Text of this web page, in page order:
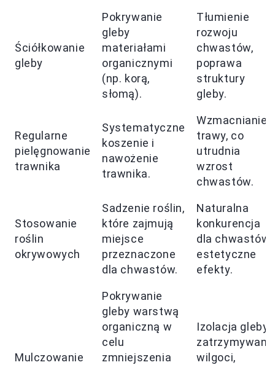
Ściółkowanie
gleby
Pokrywanie
gleby
materiałami
organicznymi
(np. korą,
słomą).
Tłumienie
rozwoju
chwastów,
poprawa
struktury
gleby.
Regularne
pielęgnowanie
trawnika
Systematyczne
koszenie i
nawożenie
trawnika.
Wzmacnianie
trawy, co
utrudnia
wzrost
chwastów.
Stosowanie
roślin
okrywowych
Sadzenie roślin,
które zajmują
miejsce
przeznaczone
dla chwastów.
Naturalna
konkurencja
dla chwastów,
estetyczne
efekty.
Mulczowanie
Pokrywanie
gleby warstwą
organiczną w
celu
zmniejszenia
Izolacja gleby,
wilgoci,